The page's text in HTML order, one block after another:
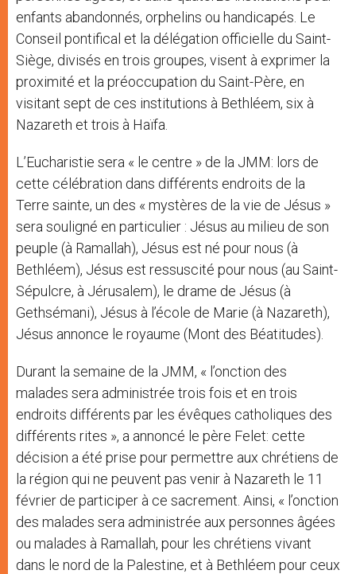
enfants abandonnés, orphelins ou handicapés. Le
Conseil pontifical et la délégation officielle du Saint-
Siège, divisés en trois groupes, visent à exprimer la
proximité et la préoccupation du Saint-Père, en
visitant sept de ces institutions à Bethléem, six à
Nazareth et trois à Haïfa.
L’Eucharistie sera « le centre » de la JMM: lors de
cette célébration dans différents endroits de la
Terre sainte, un des « mystères de la vie de Jésus »
sera souligné en particulier : Jésus au milieu de son
peuple (à Ramallah), Jésus est né pour nous (à
Bethléem), Jésus est ressuscité pour nous (au Saint-
Sépulcre, à Jérusalem), le drame de Jésus (à
Gethsémani), Jésus à l’école de Marie (à Nazareth),
Jésus annonce le royaume (Mont des Béatitudes).
Durant la semaine de la JMM, « l’onction des
malades sera administrée trois fois et en trois
endroits différents par les évêques catholiques des
différents rites », a annoncé le père Felet: cette
décision a été prise pour permettre aux chrétiens de
la région qui ne peuvent pas venir à Nazareth le 11
février de participer à ce sacrement. Ainsi, « l’onction
des malades sera administrée aux personnes âgées
ou malades à Ramallah, pour les chrétiens vivant
dans le nord de la Palestine, et à Bethléem pour ceux